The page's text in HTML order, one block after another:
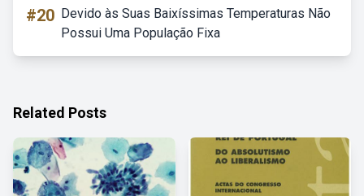
#20 Devido às Suas Baixíssimas Temperaturas Não
Possui Uma População Fixa
Related Posts